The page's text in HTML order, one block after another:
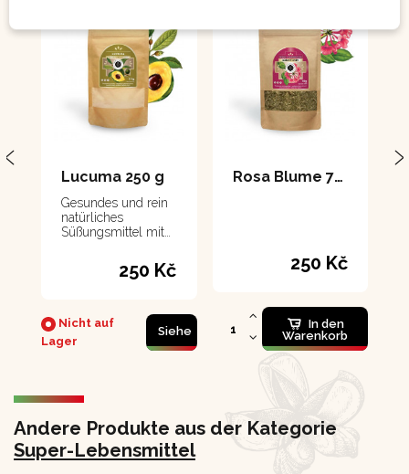
Lucuma 250 g
Gesundes und rein
natürliches
Süßungsmittel mit
große Menge an250 Kč
Nicht auf
Lager
Siehe
Rosa Blume 70 g
250 Kč
In den
Warenkorb
Andere Produkte aus der Kategorie
Super-Lebensmittel